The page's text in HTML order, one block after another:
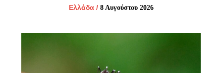
Ελλάδα/ 8 Αυγούστου 2026